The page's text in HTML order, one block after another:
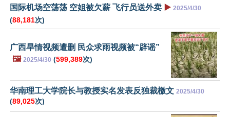
国际机场空荡荡 空姐被欠薪 飞行员送外卖 ▶️ 2025/4/30
(88,181次)
广西旱情视频遭删 民众求雨视频被“辟谣”
🖼️ 2025/4/30 (599,389次)
华南理工大学院长与教授实名发表反独裁檄文 2025/4/30
(89,025次)